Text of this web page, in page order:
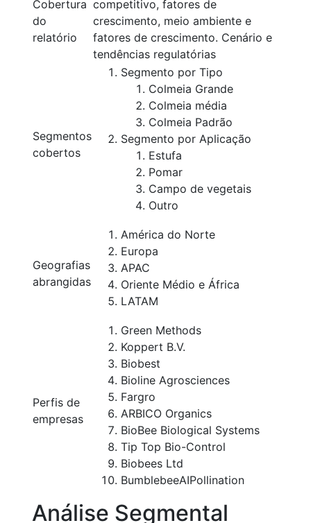
Cobertura
do
relatório
competitivo, fatores de
crescimento, meio ambiente e
fatores de crescimento. Cenário e
tendências regulatórias
Segmentos
cobertos
Segmento por Tipo
Colmeia Grande
Colmeia média
Colmeia Padrão
Segmento por Aplicação
Estufa
Pomar
Campo de vegetais
Outro
Geografias
abrangidas
América do Norte
Europa
APAC
Oriente Médio e África
LATAM
Perfis de
empresas
Green Methods
Koppert B.V.
Biobest
Bioline Agrosciences
Fargro
ARBICO Organics
BioBee Biological Systems
Tip Top Bio-Control
Biobees Ltd
BumblebeeAIPollination
Análise Segmental